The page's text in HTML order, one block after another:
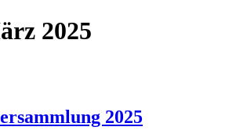
2025
2025